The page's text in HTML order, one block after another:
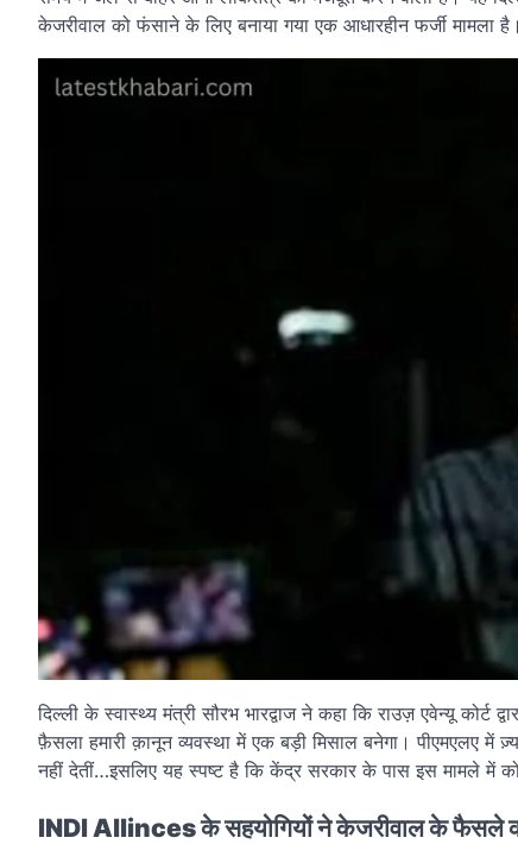
केजरीवाल को फंसाने के लिए बनाया गया एक आधारहीन फर्जी मामला है।
दिल्ली के स्वास्थ्य मंत्री सौरभ भारद्वाज ने कहा कि राउज़ एवेन्यू
फ़ैसला हमारी क़ानून व्यवस्था में एक बड़ी मिसाल बनेगा। पीएमएलए में
नहीं देतीं…इसलिए यह स्पष्ट है कि केंद्र सरकार के पास इस मामले में
INDI Allinces के सहयोगियों ने केजरीवाल के फैसले